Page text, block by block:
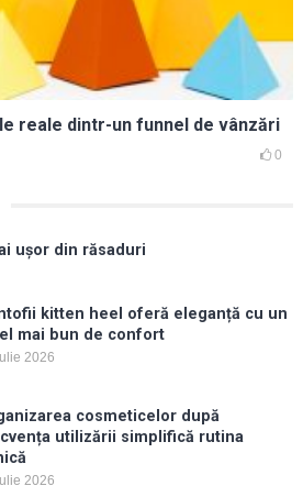
reale dintr-un funnel de vânzări
0
ușor din răsaduri
kitten heel oferă eleganță cu un
mai bun de confort
2026
cosmeticelor după
utilizării simplifică rutina
2026